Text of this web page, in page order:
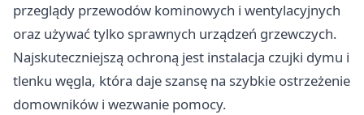
przeglądy przewodów kominowych i wentylacyjnych
oraz używać tylko sprawnych urządzeń grzewczych.
Najskuteczniejszą ochroną jest instalacja czujki dymu i
tlenku węgla, która daje szansę na szybkie ostrzeżenie
domowników i wezwanie pomocy.